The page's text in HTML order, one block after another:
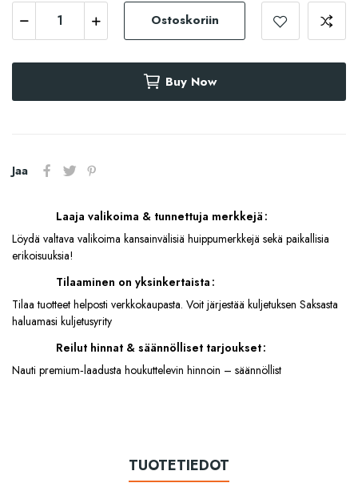
Ostoskoriin
Buy Now
Jaa
Laaja valikoima & tunnettuja merkkejä
Löydä valtava valikoima kansainvälisiä huippumerkkejä sekä paikallisia
erikoisuuksia!
Tilaaminen on yksinkertaista
Tilaa tuotteet helposti verkkokaupasta. Voit järjestää kuljetuksen Saksasta
haluamasi kuljetusyrity
Reilut hinnat & säännölliset tarjoukset
Nauti premium‑laadusta houkuttelevin hinnoin – säännöllist
TUOTETIEDOT